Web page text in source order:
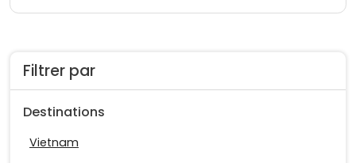
Filtrer par
Destinations
Vietnam